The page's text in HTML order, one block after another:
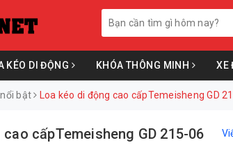
KÉO DI ĐỘNG KHÓA THÔNG MINH XE
bật Loa kéo di động cao cấpTemeisheng GD
cấpTemeisheng GD 215-06